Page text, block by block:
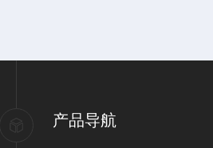
产品导航